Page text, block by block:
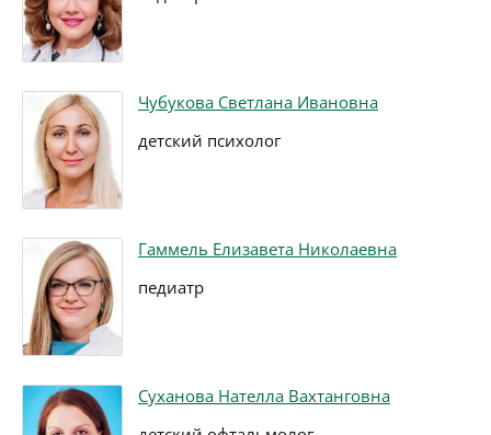
Чубукова Светлана Ивановна
детский психолог
Гаммель Елизавета Николаевна
педиатр
Суханова Нателла Вахтанговна